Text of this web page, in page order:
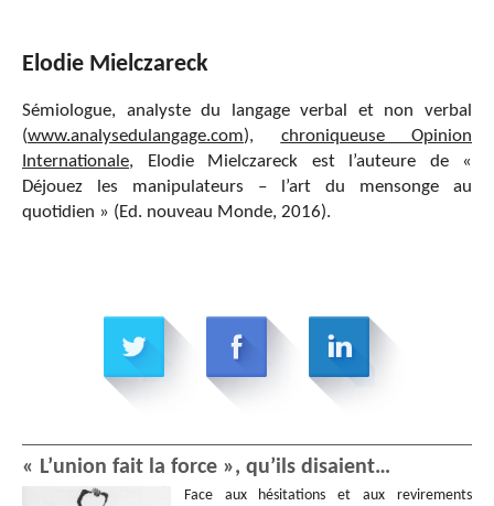
Elodie Mielczareck
Sémiologue, analyste du langage verbal et non verbal
(www.analysedulangage.com), chroniqueuse Opinion
Internationale, Elodie Mielczareck est l’auteure de «
Déjouez les manipulateurs – l’art du mensonge au
quotidien » (Ed. nouveau Monde, 2016).
« L’union fait la force », qu’ils disaient…
Face aux hésitations et aux revirements